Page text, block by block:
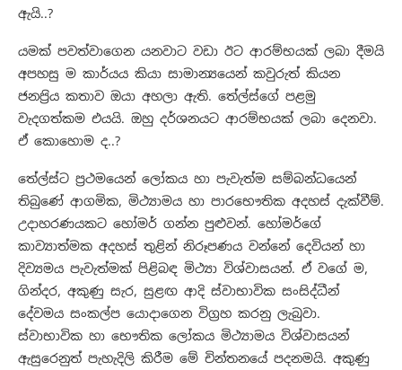
ඇයි..?
යමක් පවත්වාගෙන යනවාට වඩා ඊට ආරම්භයක් ලබා දීමයි
අපහසු ම කාර්යය කියා සාමාන්‍යයෙන් කවුරුත් කියන
ජනප්‍රිය කතාව ඔයා අහලා ඇති. තේල්ස්ගේ පළමු
වැදගත්කම එයයි. ඔහු දර්ශනයට ආරම්භයක් ලබා දෙනවා.
ඒ කොහොම ද..?
තේල්ස්ට ප්‍රථමයෙන් ලෝකය හා පැවැත්ම සම්බන්ධයෙන්
තිබුණේ ආගමික, මිථ්‍යාමය හා පාරභෞතික අදහස් දැක්වීම්.
උදාහරණයකට හෝමර් ගන්න පුළුවන්. හෝමර්ගේ
කාව්‍යාත්මක අදහස් තුළින් නිරූපණය වන්නේ දෙවියන් හා
දිව්‍යමය පැවැත්මක් පිළිබඳ මිථ්‍යා විශ්වාසයන්. ඒ වගේ ම,
ගින්දර, අකුණු සැර, සුළඟ ආදි ස්වාභාවික සංසිද්ධීන්
දේවමය සංකල්ප යොදාගෙන විග්‍රහ කරනු ලැබුවා.
ස්වාභාවික හා භෞතික ලෝකය මිථ්‍යාමය විශ්වාසයන්
ඇසුරෙනුත් පැහැදිලි කිරීම මේ චින්තනයේ පදනමයි. අකුණු